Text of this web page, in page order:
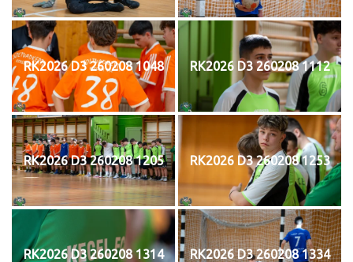
RK2026 D3 260208 1048 RK2026 D3 260208 1112
RK2026 D3 260208 1205 RK2026 D3 260208 1253
RK2026 D3 260208 1314 RK2026 D3 260208 1334